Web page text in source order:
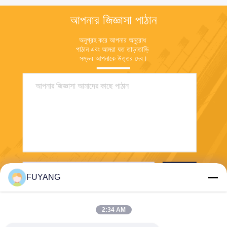
আপনার জিজ্ঞাসা পাঠান
অনুগ্রহ করে আপনার অনুরোধ
পাঠান এবং আমরা যত তাড়াতাড়ি
সম্ভব আপনাকে উত্তর দেব।
FUYANG
2:34 AM